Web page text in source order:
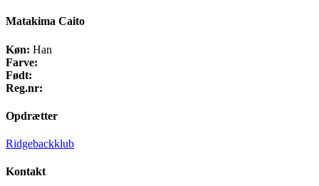
Matakima Caito
Køn: Han
Farve:
Født:
Reg.nr:
Opdrætter
Ridgebackklub
Kontakt